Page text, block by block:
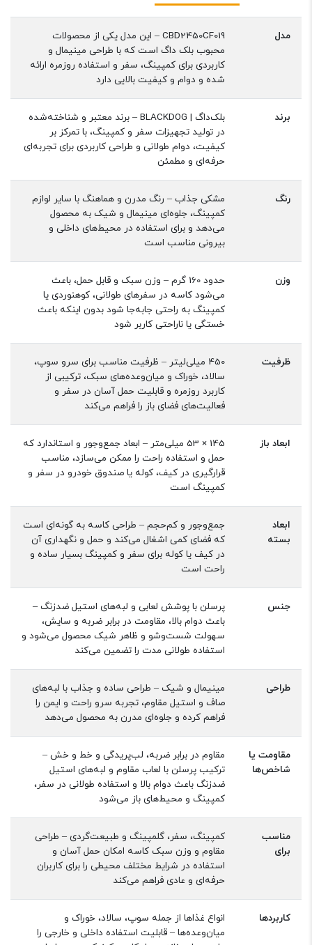
مدل
CBD2450CF019 – این مدل یکی از محصولات
محبوب بلک داگ است که با طراحی مینیمال و
کاربردی برای کمپینگ، سفر و استفاده روزمره ارائه
شده و دوام و کیفیت بالایی دارد
برند
بلک‌داگ | BLACKDOG – برند معتبر و شناخته‌شده
در تولید تجهیزات سفر و کمپینگ، با تمرکز بر
کیفیت، دوام طولانی و طراحی کاربردی برای تجربه‌ای
حرفه‌ای و مطمئن
رنگ
مشکی جذاب – رنگ مدرن و هماهنگ با سایر لوازم
کمپینگ، جلوه‌ای مینیمال و شیک به محصول
می‌دهد و برای استفاده در محیط‌های داخلی و
بیرونی مناسب است
وزن
حدود 160 گرم – وزن سبک و قابل حمل، باعث
می‌شود کاسه در سفرهای طولانی، کوهنوردی یا
کمپینگ به راحتی جابه‌جا شود بدون اینکه باعث
خستگی یا ناراحتی کاربر شود
ظرفیت
450 میلی‌لیتر – ظرفیت مناسب برای سرو سوپ،
سالاد، خوراک و میان‌وعده‌های سبک، ترکیبی از
کاربرد روزمره و قابلیت حمل آسان در سفر و
فعالیت‌های فضای باز را فراهم می‌کند
ابعاد باز
145 × 53 میلی‌متر – ابعاد جمع‌وجور و استاندارد که
حمل و استفاده راحت را ممکن می‌سازد، مناسب
قرارگیری در کیف، کوله یا صندوق خودرو در سفر و
کمپینگ است
ابعاد
بسته
جمع‌وجور و کم‌حجم – طراحی کاسه به گونه‌ای است
که فضای کمی اشغال می‌کند و حمل و نگهداری آن
در کیف یا کوله برای سفر و کمپینگ بسیار ساده و
راحت است
جنس
پرسلن با پوشش لعابی و لبه‌های استیل ضدزنگ –
باعث دوام بالا، مقاومت در برابر ضربه و سایش،
سهولت شست‌وشو و ظاهر شیک محصول می‌شود و
استفاده طولانی مدت را تضمین می‌کند
طراحی
مینیمال و شیک – طراحی ساده و جذاب با لبه‌های
صاف و استیل مقاوم، تجربه سرو راحت و ایمن را
فراهم کرده و جلوه‌ای مدرن به محصول می‌دهد
مقاومت یا
شاخص‌ها
مقاوم در برابر ضربه، لب‌پریدگی و خط و خش –
ترکیب پرسلن با لعاب مقاوم و لبه‌های استیل
ضدزنگ باعث دوام بالا و استفاده طولانی در سفر،
کمپینگ و محیط‌های باز می‌شود
مناسب
برای
کمپینگ، سفر، گلمپینگ و طبیعت‌گردی – طراحی
مقاوم و وزن سبک کاسه امکان حمل آسان و
استفاده در شرایط مختلف محیطی را برای کاربران
حرفه‌ای و عادی فراهم می‌کند
کاربردها
انواع غذاها از جمله سوپ، سالاد، خوراک و
میان‌وعده‌ها – قابلیت استفاده داخلی و خارجی را